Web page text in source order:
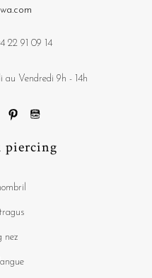
22 91 09 14
au Vendredi 9h - 14h
piercing
nez